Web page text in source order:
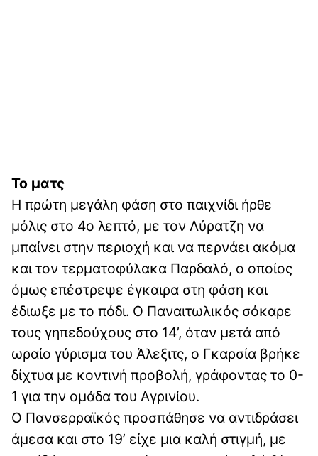
Το ματς
Η πρώτη μεγάλη φάση στο παιχνίδι ήρθε
μόλις στο 4ο λεπτό, με τον Λύρατζη να
μπαίνει στην περιοχή και να περνάει ακόμα
και τον τερματοφύλακα Παρδαλό, ο οποίος
όμως επέστρεψε έγκαιρα στη φάση και
έδιωξε με το πόδι. Ο Παναιτωλικός σόκαρε
τους γηπεδούχους στο 14’, όταν μετά από
ωραίο γύρισμα του Άλεξιτς, ο Γκαρσία βρήκε
δίχτυα με κοντινή προβολή, γράφοντας το 0-
1 για την ομάδα του Αγρινίου.
Ο Πανσερραϊκός προσπάθησε να αντιδράσει
άμεσα και στο 19’ είχε μια καλή στιγμή, με